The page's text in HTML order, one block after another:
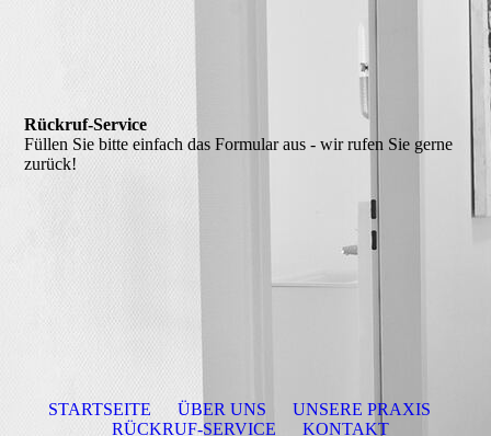
Rückruf-Service
Füllen Sie bitte einfach das Formular aus - wir rufen Sie gerne
zurück!
STARTSEITE ÜBER UNS
UNSERE PRAXIS
RÜCKRUF-SERVICE
KONTAKT